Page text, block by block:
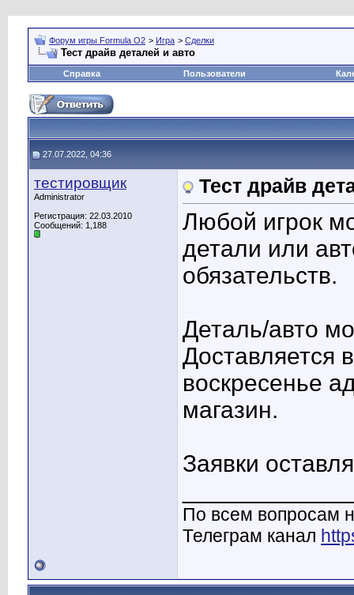
Форум игры Formula O2 > Игра > Сделки
Тест драйв деталей и авто
Справка Пользователи
27.07.2022, 04:36
тестировщик
Administrator
Регистрация: 22.03.2010
Сообщений: 1,188
Тест драйв
Любой игрок
детали или
обязательств.
Деталь/авто
Доставляется
воскресенье
магазин.
Заявки
По всем вопросам
Телеграм канал